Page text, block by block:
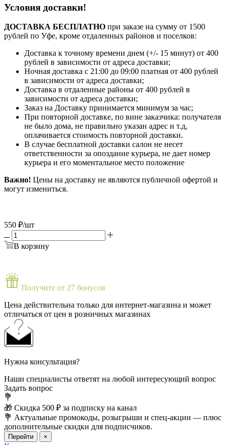
Условия доставки!
ДОСТАВКА БЕСПЛАТНО при заказе на сумму от 1500
рублей по Уфе, кроме отдаленных районов и поселков:
Доставка к точному времени днем (+/- 15 минут) от 400
рублей в зависимости от адреса доставки;
Ночная доставка с 21:00 до 09:00 платная от 400 рублей
в зависимости от адреса доставки;
Доставка в отдаленные районы от 400 рублей в
зависимости от адреса доставки;
Заказ на Доставку принимается минимум за час;
При повторной доставке, по вине заказчика: получателя
не было дома, не правильно указан адрес и т.д,
оплачивается стоимость повторной доставки.
В случае бесплатной доставки салон не несет
ответственности за опоздание курьера, не дает номер
курьера и его моментальное место положение
Важно! Цены на доставку не являются публичной офертой и
могут измениться.
550 ₽/шт
В корзину
Получите от 27 бонусов
Цена действительна только для интернет-магазина и может
отличаться от цен в розничных магазинах
Нужна консультация?
Наши специалисты ответят на любой интересующий вопрос
Задать вопрос
💐
🎁 Скидка 500 ₽ за подписку на канал
💐 Актуальные промокоды, розыгрыши и спец-акции — плюс
дополнительные скидки для подписчиков.
Перейти ×